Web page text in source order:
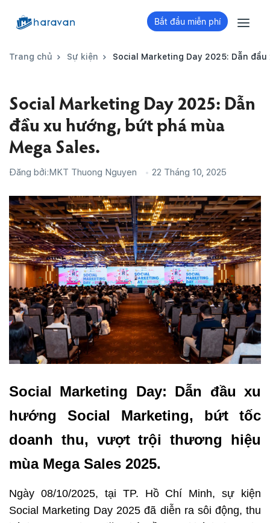
Bắt đầu miễn phí
Trang chủ Sự kiện Social Marketing Day 2025: Dẫn
Social Marketing Day 2025: Dẫn
đầu xu hướng, bứt phá mùa
Mega Sales.
Đăng bởi:MKT Thuong Nguyen 22 Tháng 10, 2025
Social Marketing Day: Dẫn đầu xu
hướng Social Marketing, bứt tốc
doanh thu, vượt trội thương hiệu
mùa Mega Sales 2025.
Ngày 08/10/2025, tại TP. Hồ Chí Minh, sự kiện
Social Marketing Day 2025 đã diễn ra sôi động, thu